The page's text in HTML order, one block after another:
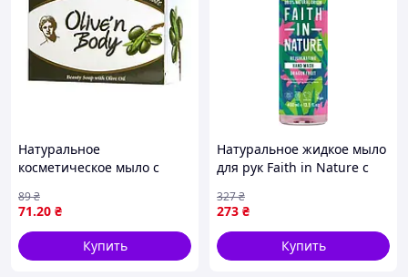
Натуральное
косметическое мыло с
Body, 100 г
71.20 ₴
89₴
Купить
Натуральное жидкое мыло
для рук Faith in Nature с
(708002405792)
273 ₴
327₴
Купить